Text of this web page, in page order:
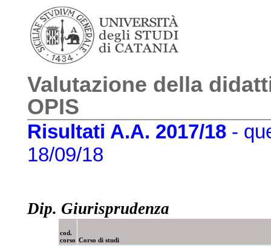
Valutazione della
OPIS
Risultati A.A. 2017/18 -
18/09/18
Dip. Giurisprudenza
cod.
corso Corso di studi